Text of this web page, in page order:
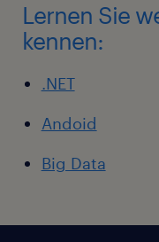
Lernen Sie
kennen:
.NET
Andoid
Big Data